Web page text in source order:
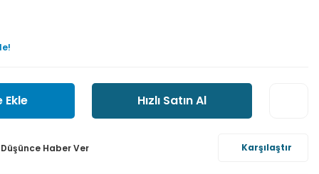
Ekle Hızlı Satın Al
Düşünce Haber Ver Karşılaştır